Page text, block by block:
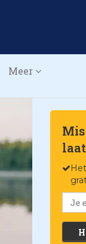
Meer